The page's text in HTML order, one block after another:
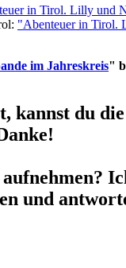
"Abenteuer in Tirol.
im Jahreskreis"
kannst du
und